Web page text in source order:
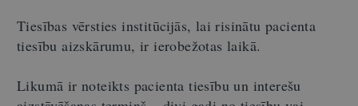
Tiesības vērsties institūcijās, lai risinātu pacienta
tiesību aizskārumu, ir ierobežotas laikā.
Likumā ir noteikts pacienta tiesību un interešu